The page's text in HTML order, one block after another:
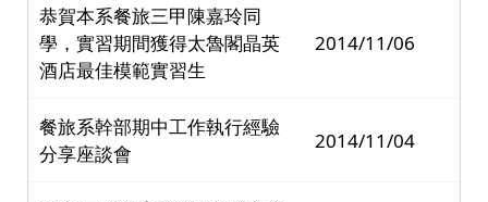
恭賀本系餐旅三甲陳嘉玲同
學，實習期間獲得太魯閣晶英
酒店最佳模範實習生
2014/11/06
餐旅系幹部期中工作執行經驗
分享座談會
2014/11/04